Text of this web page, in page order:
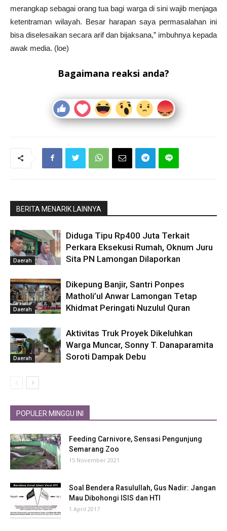
merangkap sebagai orang tua bagi warga di sini wajib menjaga
ketentraman wilayah. Besar harapan saya permasalahan ini
bisa diselesaikan secara arif dan bijaksana,” imbuhnya kepada
awak media. (loe)
Bagaimana reaksi anda?
BERITA MENARIK LAINNYA
Daerah
Diduga Tipu Rp400 Juta Terkait
Perkara Eksekusi Rumah, Oknum Juru
Sita PN Lamongan Dilaporkan
Daerah
Dikepung Banjir, Santri Ponpes
Matholi’ul Anwar Lamongan Tetap
Khidmat Peringati Nuzulul Quran
Daerah
Aktivitas Truk Proyek Dikeluhkan
Warga Muncar, Sonny T. Danaparamita
Soroti Dampak Debu
POPULER MINGGU INI
Feeding Carnivore, Sensasi Pengunjung
Semarang Zoo
15 November 2021
Soal Bendera Rasulullah, Gus Nadir: Jangan
Mau Dibohongi ISIS dan HTI
1 April 2017